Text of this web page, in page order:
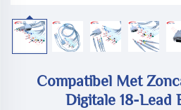
Compatibel Met
Digitale 18-Lead